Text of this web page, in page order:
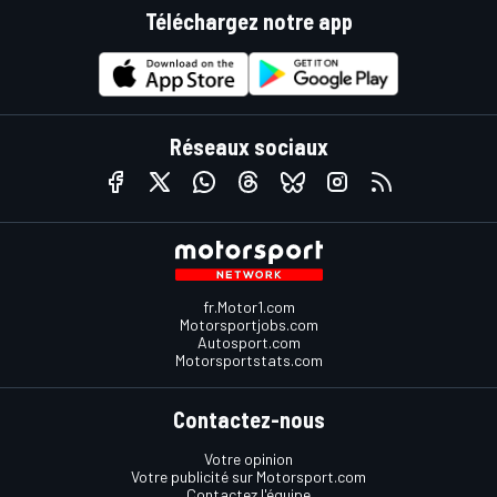
Téléchargez notre app
Réseaux sociaux
fr.Motor1.com
Motorsportjobs.com
Autosport.com
Motorsportstats.com
Contactez-nous
Votre opinion
Votre publicité sur Motorsport.com